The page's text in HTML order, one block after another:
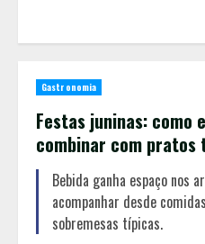
Gastronomia
Festas juninas: como
combinar com pratos
Bebida ganha espaço nos
acompanhar desde
sobremesas típicas.